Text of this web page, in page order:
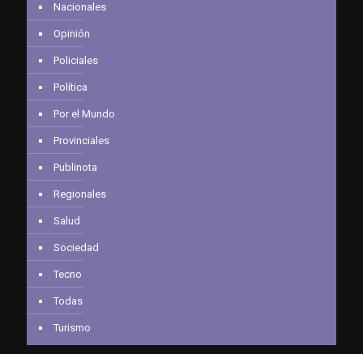
Nacionales
Opinión
Policiales
Política
Por el Mundo
Provinciales
Publinota
Regionales
Salud
Sociedad
Tecno
Todas
Turismo